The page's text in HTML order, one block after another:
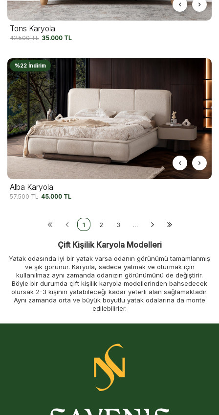
Tons Karyola
42.500TL 35.000 TL
%22 İndirim
Alba Karyola
57.500TL 45.000 TL
1 2 3 …
Çift Kişilik Karyola Modelleri
Yatak odasında iyi bir yatak varsa odanın görünümü tamamlanmış
ve şık görünür. Karyola, sadece yatmak ve oturmak için
kullanılmaz aynı zamanda odanızın görünümünü de değiştirir.
Böyle bir durumda çift kişilik karyola modellerinden bahsedecek
olursak 2-3 kişinin yatabileceği kadar yeterli alan sağlamaktadır.
Aynı zamanda orta ve büyük boyutlu yatak odalarına da monte
edilebilirler.
sunmuş olduğu çekmeceli karyola modellerine göz
gezdirebilirsiniz. Böylece, yatağınızı koyacak bir karyolaya sahip
olurken, çekmecelerine çeşitli eşyalarınızı koyarak depolama
alanından tasarruf edebilirsiniz.
Her yatak tipinin kendine has farklı özellikleri bulunmaktadır.
Bazıları daha fazla dayanıklılık sağlarken, bazıları da çekici bir
sınıf kalitede ahşaptan üretilen yataklar kullanılmaktadır. Eğer siz